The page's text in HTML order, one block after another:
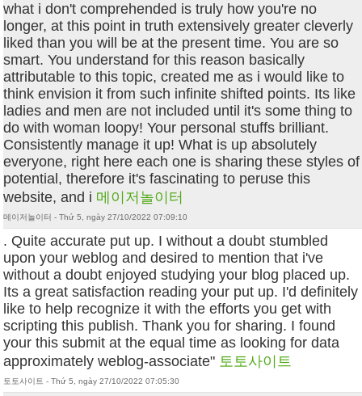
what i don't comprehended is truly how you're no
longer, at this point in truth extensively greater cleverly
liked than you will be at the present time. You are so
smart. You understand for this reason basically
attributable to this topic, created me as i would like to
think envision it from such infinite shifted points. Its like
ladies and men are not included until it's some thing to
do with woman loopy! Your personal stuffs brilliant.
Consistently manage it up! What is up absolutely
everyone, right here each one is sharing these styles of
potential, therefore it's fascinating to peruse this
website, and i 메이저놀이터
메이저놀이터 - Thứ 5, ngày 27/10/2022 07:09:10
. Quite accurate put up. I without a doubt stumbled
upon your weblog and desired to mention that i've
without a doubt enjoyed studying your blog placed up.
Its a great satisfaction reading your put up. I'd definitely
like to help recognize it with the efforts you get with
scripting this publish. Thank you for sharing. I found
your this submit at the equal time as looking for data
approximately weblog-associate" 토토사이트
토토사이트 - Thứ 5, ngày 27/10/2022 07:05:30